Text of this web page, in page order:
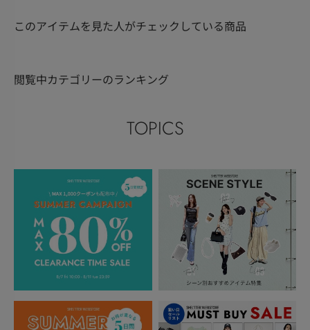
このアイテムを見た人がチェックしている商品
閲覧中カテゴリーのランキング
TOPICS